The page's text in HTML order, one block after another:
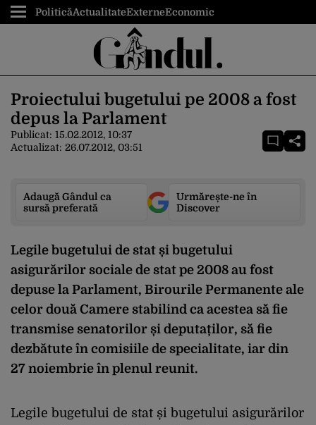
PoliticăActualitateExterneEconomic
Proiectului bugetului pe 2008 a fost
depus la Parlament
Publicat: 15.02.2012, 10:37
Actualizat: 26.07.2012, 03:51
Adaugă Gândul ca
sursă preferată
Urmărește-ne în
Discover
Legile bugetului de stat și bugetului
asigurărilor sociale de stat pe 2008 au fost
depuse la Parlament, Birourile Permanente ale
celor două Camere stabilind ca acestea să fie
transmise senatorilor și deputaților, să fie
dezbătute în comisiile de specialitate, iar din
27 noiembrie în plenul reunit.
Legile bugetului de stat și bugetului asigurărilor